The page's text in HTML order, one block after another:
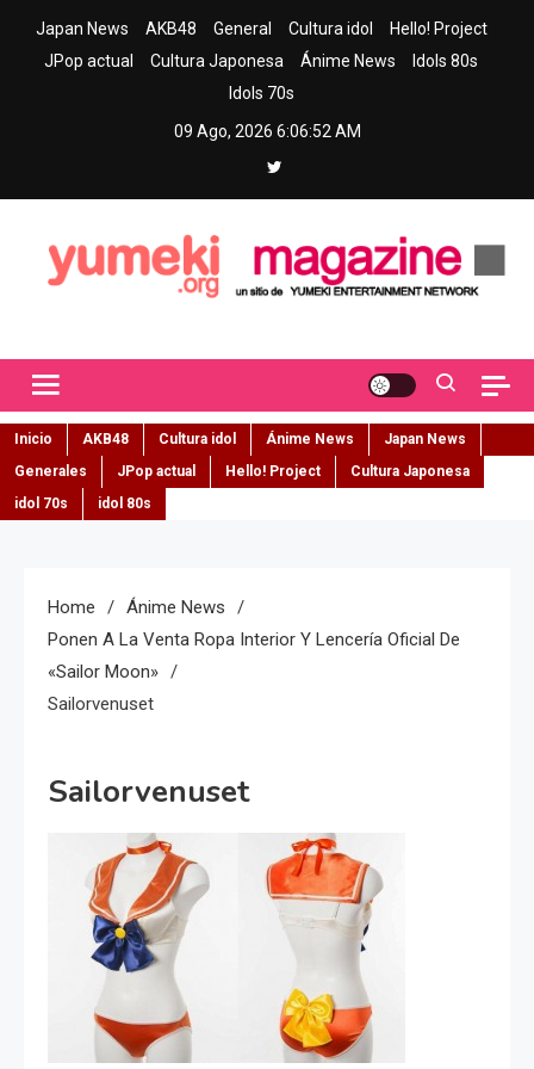
Japan News AKB48 General Cultura idol
Hello! Project
JPop actual
Cultura Japonesa Ánime News
Idols 80s
Idols 70s
09 Ago, 2026 6:06:53 AM
Inicio AKB48 Cultura idol Ánime News
Japan News
Generales
JPop actual Hello! Project
Cultura Japonesa
idol 70s
idol 80s
Home
Ánime News
Ponen A La Venta Ropa Interior Y Lencería Oficial De
«Sailor Moon»
Sailorvenuset
Sailorvenuset